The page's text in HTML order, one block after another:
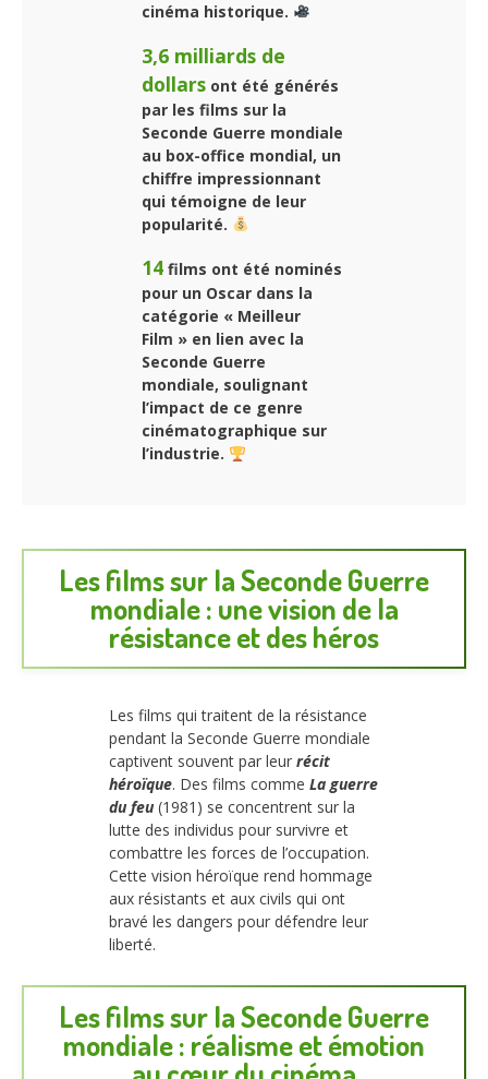
cinéma historique.
3,6 milliards de
dollars ont été générés
par les films sur la
Seconde Guerre mondiale
au box-office mondial, un
chiffre impressionnant
qui témoigne de leur
popularité.
14 films ont été nominés
pour un Oscar dans la
catégorie « Meilleur
Film » en lien avec la
Seconde Guerre
mondiale, soulignant
l’impact de ce genre
cinématographique sur
l’industrie.
Les films sur la Seconde Guerre
mondiale : une vision de la
résistance et des héros
Les films qui traitent de la résistance
pendant la Seconde Guerre mondiale
captivent souvent par leur récit
héroïque. Des films comme La guerre
du feu (1981) se concentrent sur la
lutte des individus pour survivre et
combattre les forces de l’occupation.
Cette vision héroïque rend hommage
aux résistants et aux civils qui ont
bravé les dangers pour défendre leur
liberté.
Les films sur la Seconde Guerre
mondiale : réalisme et émotion